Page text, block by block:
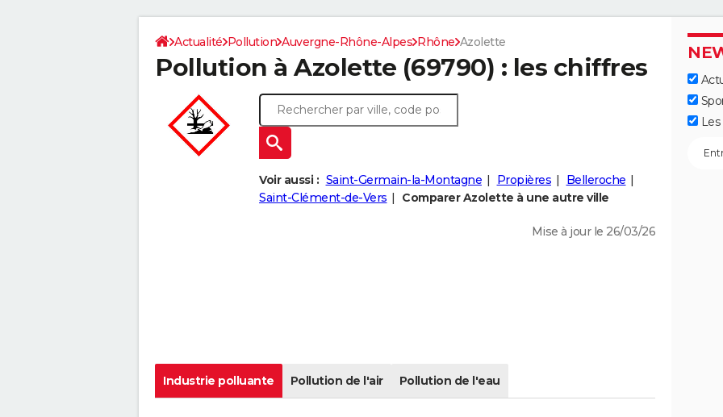
Actualité Pollution Auvergne-Rhône-Alpes Rhône Azolette
Pollution à Azolette (69790) : les chiffres
Voir aussi : Saint-Germain-la-Montagne Propières
Belleroche
Saint-Clément-de-Vers
Comparer Azolette à une autre ville
Mise à jour le 26/03/26
Industrie polluante Pollution de l'air Pollution de l'eau